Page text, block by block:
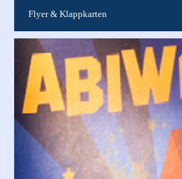
Flyer & Klappkarten
Varianten DIN A4 Einfachfalz 4-
Zack-Falz 6-seitig Kreuzbruchfalz 8-